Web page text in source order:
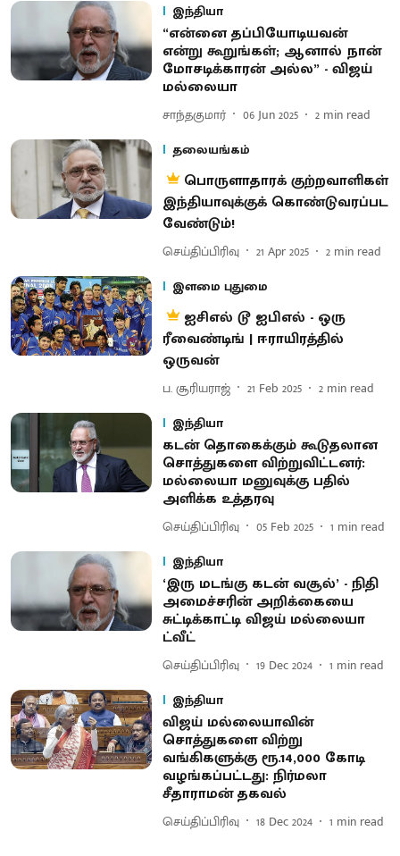
இந்தியா
“என்னை தப்பியோடியவன்
என்று கூறுங்கள்; ஆனால் நான்
மோசடிக்காரன் அல்ல” - விஜய்
மல்லையா
சாந்தகுமார் 06 Jun 2025 2 min read
தலையங்கம்
பொருளாதாரக் குற்றவாளிகள்
இந்தியாவுக்குக் கொண்டுவரப்பட
வேண்டும்!
செய்திப்பிரிவு 21 Apr 2025 2 min read
இளமை புதுமை
ஐசிஎல் டூ ஐபிஎல் - ஒரு
ரீவைண்டிங் | ஈராயிரத்தில்
ஒருவன்
ப. சூரியராஜ் 21 Feb 2025 2 min read
இந்தியா
கடன் தொகைக்கும் கூடுதலான
சொத்துகளை விற்றுவிட்டனர்:
மல்லையா மனுவுக்கு பதில்
அளிக்க உத்தரவு
செய்திப்பிரிவு 05 Feb 2025 1 min read
இந்தியா
‘இரு மடங்கு கடன் வசூல்’ - நிதி
அமைச்சரின் அறிக்கையை
சுட்டிக்காட்டி விஜய் மல்லையா
ட்வீட்
செய்திப்பிரிவு 19 Dec 2024 1 min read
இந்தியா
விஜய் மல்லையாவின்
சொத்துகளை விற்று
வங்கிகளுக்கு ரூ.14,000 கோடி
வழங்கப்பட்டது: நிர்மலா
சீதாராமன் தகவல்
செய்திப்பிரிவு 18 Dec 2024 1 min read